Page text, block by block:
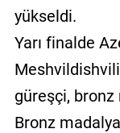
yükseldi.
Yarı finalde
güreşçi, bronz
Bronz